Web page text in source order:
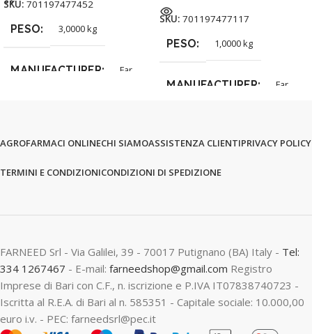
SKU: 701197477452
PESO 3,0000 kg
MANUFACTURER Far
SKU: 701197477117
PESO 1,0000 kg
MANUFACTURER Far
AGROFARMACI ONLINECHI SIAMOASSISTENZA CLIENTIPRIVACY POLICY
TERMINI E CONDIZIONICONDIZIONI DI SPEDIZIONE
FARNEED Srl - Via Galilei, 39 - 70017 Putignano (BA) Italy - Tel:
334 1267467 - E-mail: farneedshop@gmail.com Registro
Imprese di Bari con C.F., n. iscrizione e P.IVA IT07838740723 -
Iscritta al R.E.A. di Bari al n. 585351 - Capitale sociale: 10.000,00
euro i.v. - PEC: farneedsrl@pec.it